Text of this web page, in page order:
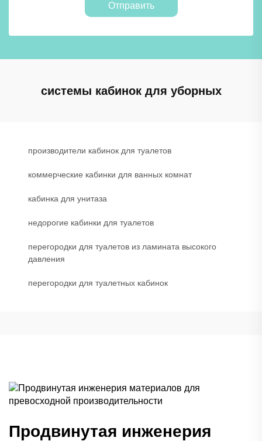
Отправить
системы кабинок для уборных
производители кабинок для туалетов
коммерческие кабинки для ванных комнат
кабинка для унитаза
недорогие кабинки для туалетов
перегородки для туалетов из ламината высокого
давления
перегородки для туалетных кабинок
Продвинутая инженерия